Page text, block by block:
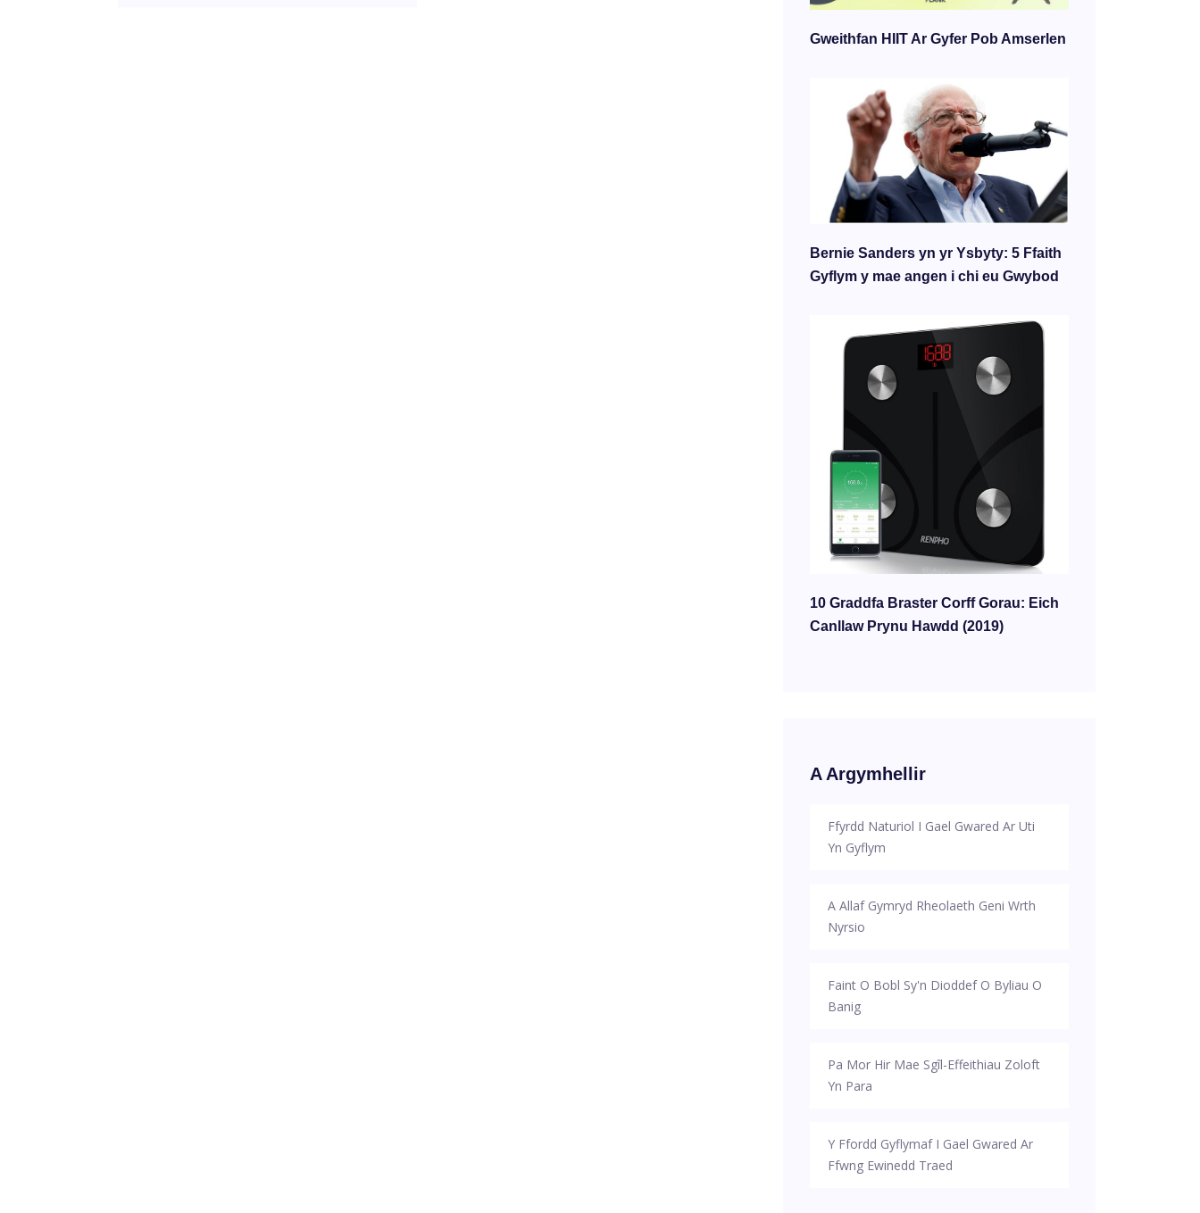
Gweithfan HIIT Ar Gyfer Pob Amserlen
Bernie Sanders yn yr Ysbyty: 5 Ffaith
Gyflym y mae angen i chi eu Gwybod
10 Graddfa Braster Corff Gorau: Eich
Canllaw Prynu Hawdd (2019)
A Argymhellir
Ffyrdd Naturiol I Gael Gwared Ar Uti
Yn Gyflym
A Allaf Gymryd Rheolaeth Geni Wrth
Nyrsio
Faint O Bobl Sy'n Dioddef O Byliau O
Banig
Pa Mor Hir Mae Sgîl-Effeithiau Zoloft
Yn Para
Y Ffordd Gyflymaf I Gael Gwared Ar
Ffwng Ewinedd Traed